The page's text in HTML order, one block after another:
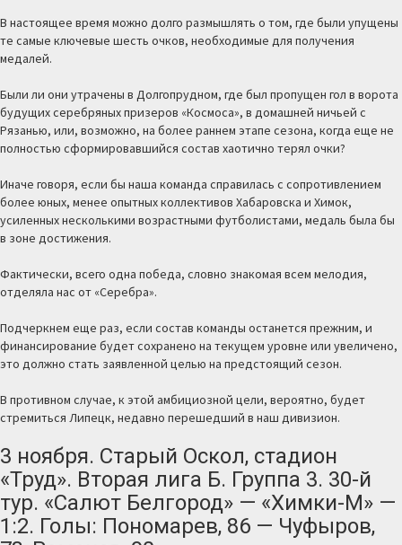
В настоящее время можно долго размышлять о том, где были упущены
те самые ключевые шесть очков, необходимые для получения
медалей.
Были ли они утрачены в Долгопрудном, где был пропущен гол в ворота
будущих серебряных призеров «Космоса», в домашней ничьей с
Рязанью, или, возможно, на более раннем этапе сезона, когда еще не
полностью сформировавшийся состав хаотично терял очки?
Иначе говоря, если бы наша команда справилась с сопротивлением
более юных, менее опытных коллективов Хабаровска и Химок,
усиленных несколькими возрастными футболистами, медаль была бы
в зоне достижения.
Фактически, всего одна победа, словно знакомая всем мелодия,
отделяла нас от «Серебра».
Подчеркнем еще раз, если состав команды останется прежним, и
финансирование будет сохранено на текущем уровне или увеличено,
это должно стать заявленной целью на предстоящий сезон.
В противном случае, к этой амбициозной цели, вероятно, будет
стремиться Липецк, недавно перешедший в наш дивизион.
3 ноября. Старый Оскол, стадион
«Труд». Вторая лига Б. Группа 3. 30-й
тур. «Салют Белгород» — «Химки-М» —
1:2. Голы: Пономарев, 86 — Чуфыров,